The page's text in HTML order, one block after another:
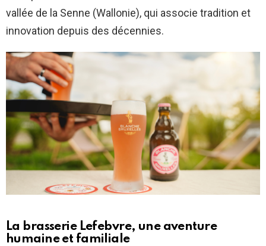
vallée de la Senne (Wallonie), qui associe tradition et
innovation depuis des décennies.
La brasserie Lefebvre, une aventure
humaine et familiale